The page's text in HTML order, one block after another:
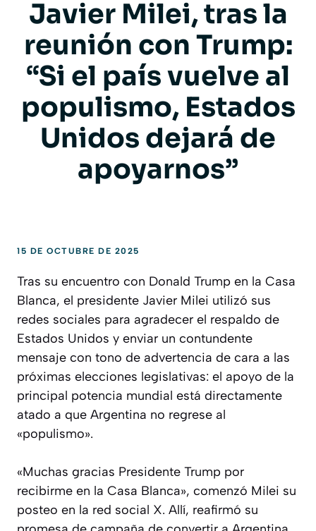
Javier Milei, tras la
reunión con Trump:
“Si el país vuelve al
populismo, Estados
Unidos dejará de
apoyarnos”
15 DE OCTUBRE DE 2025
Tras su encuentro con Donald Trump en la Casa
Blanca, el presidente Javier Milei utilizó sus
redes sociales para agradecer el respaldo de
Estados Unidos y enviar un contundente
mensaje con tono de advertencia de cara a las
próximas elecciones legislativas: el apoyo de la
principal potencia mundial está directamente
atado a que Argentina no regrese al
«populismo».
«Muchas gracias Presidente Trump por
recibirme en la Casa Blanca», comenzó Milei su
posteo en la red social X. Allí, reafirmó su